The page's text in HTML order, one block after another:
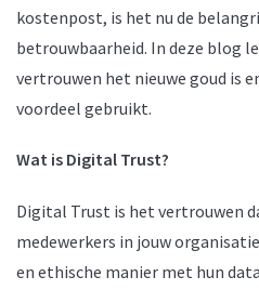
kostenpost, is het nu de
betrouwbaarheid. In deze blog
vertrouwen het nieuwe goud is
voordeel gebruikt.
Wat is Digital Trust?
Digital Trust is het vertrouwen
medewerkers in jouw
en ethische manier met hun